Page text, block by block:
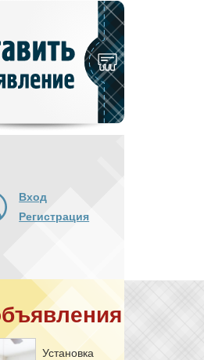
Вход
Регистрация
Уста­нов­ка